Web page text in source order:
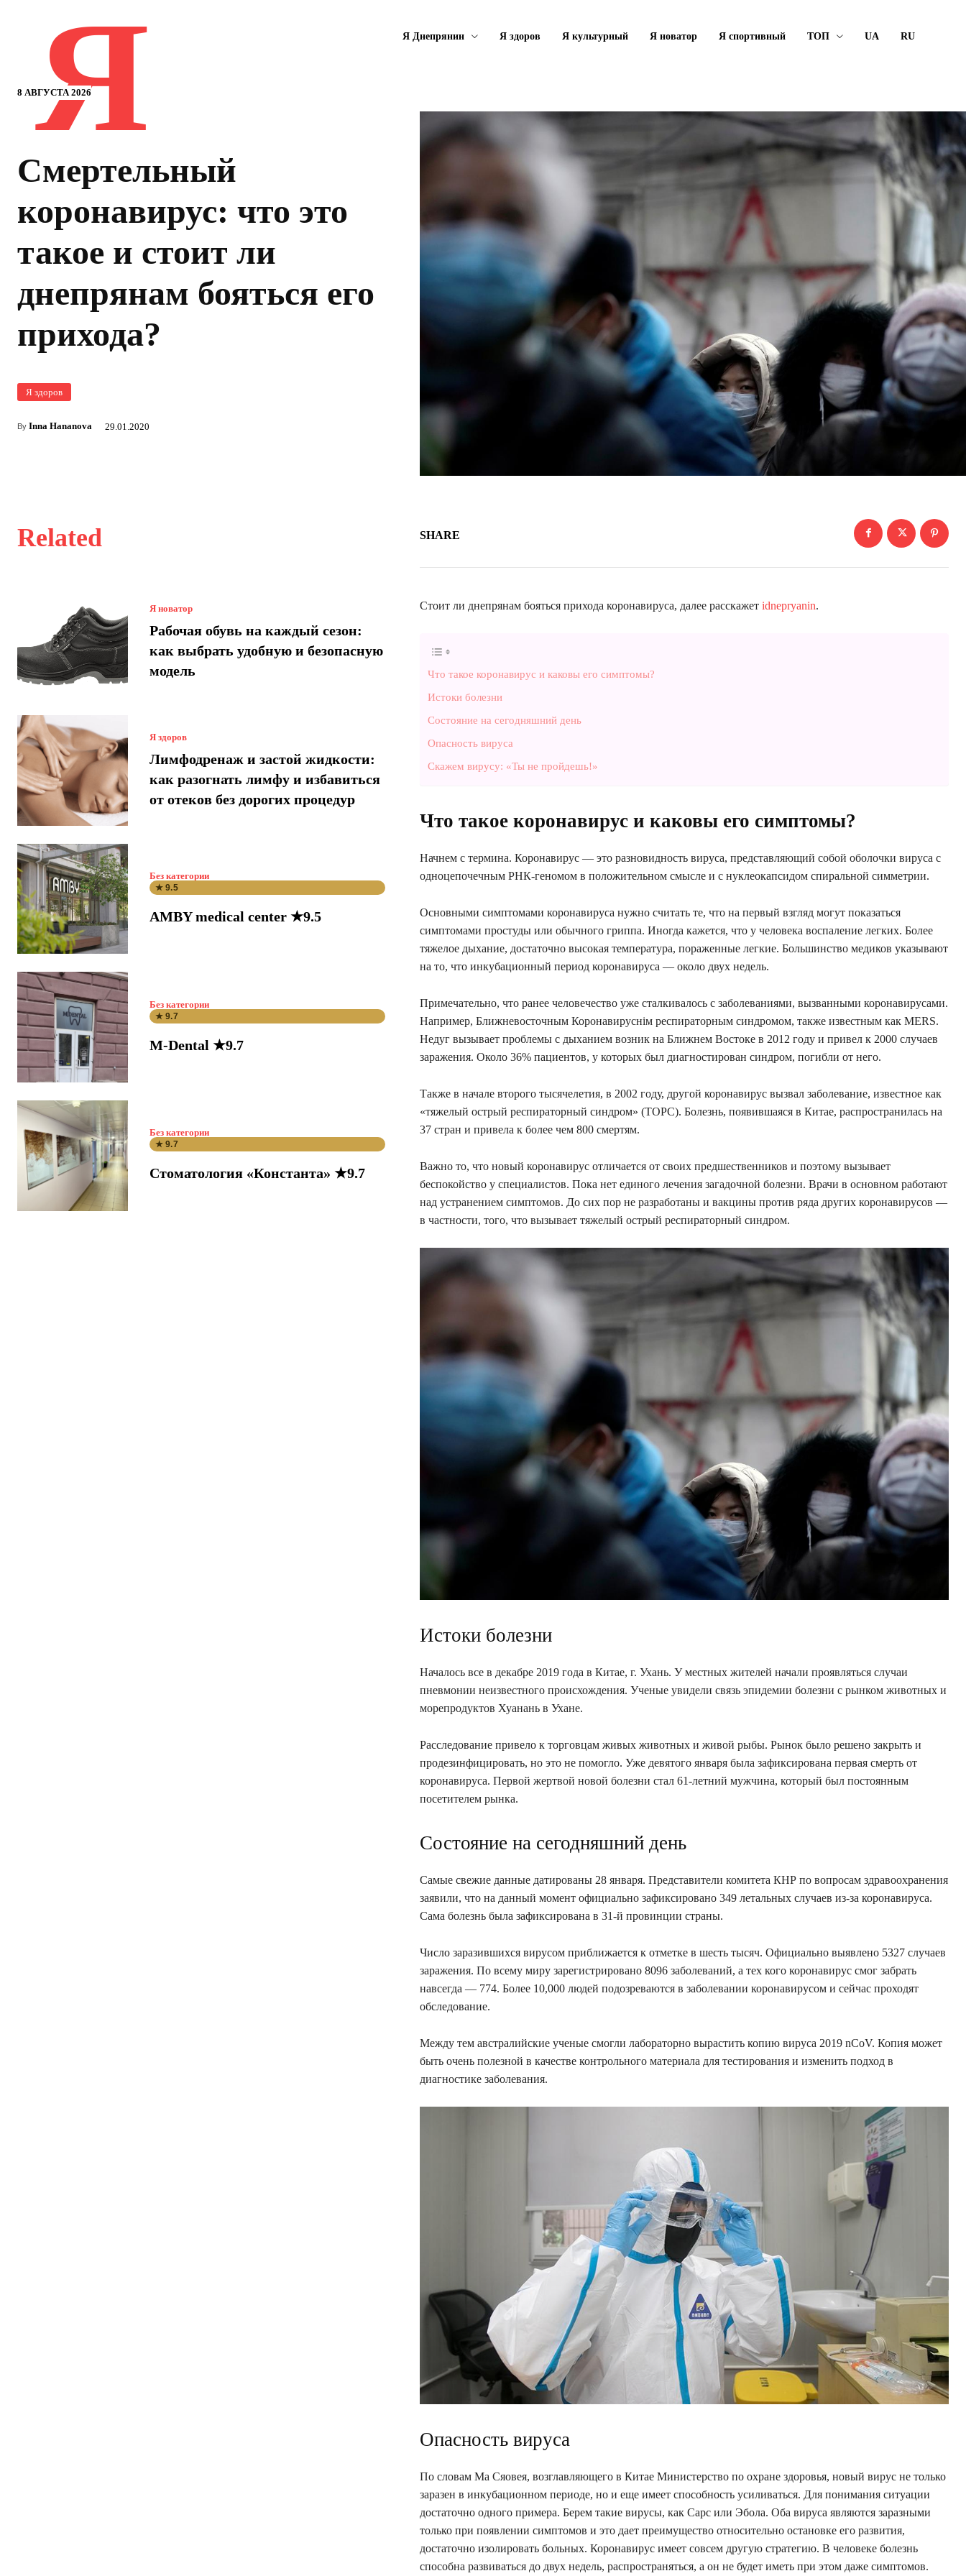
8 АВГУСТА 2026
Я Я Днепрянин Я здоров Я культурный Я новатор Я спортивный ТОП UA RU
Смертельный
коронавирус: что это
такое и стоит ли
днепрянам бояться его
прихода?
Я здоров
By Inna Hananova 29.01.2020
Related
Я новатор
Рабочая обувь на каждый сезон:
как выбрать удобную и безопасную
модель
Я здоров
Лимфодренаж и застой жидкости:
как разогнать лимфу и избавиться
от отеков без дорогих процедур
Без категории
★ 9.5
AMBY medical center ★9.5
Без категории
★ 9.7
M-Dental ★9.7
Без категории
★ 9.7
Стоматология «Константа» ★9.7
SHARE
Стоит ли днепрянам бояться прихода коронавируса, далее расскажет idnepryanin.
Что такое коронавирус и каковы его симптомы?
Истоки болезни
Состояние на сегодняшний день
Опасность вируса
Скажем вирусу: «Ты не пройдешь!»
Что такое коронавирус и каковы его симптомы?
Начнем с термина. Коронавирус — это разновидность вируса, представляющий собой оболочки вируса с
одноцепочечным РНК-геномом в положительном смысле и с нуклеокапсидом спиральной симметрии.
Основными симптомами коронавируса нужно считать те, что на первый взгляд могут показаться
симптомами простуды или обычного гриппа. Иногда кажется, что у человека воспаление легких. Более
тяжелое дыхание, достаточно высокая температура, пораженные легкие. Большинство медиков указывают
на то, что инкубационный период коронавируса — около двух недель.
Примечательно, что ранее человечество уже сталкивалось с заболеваниями, вызванными коронавирусами.
Например, Ближневосточным Коронавируснім респираторным синдромом, также известным как MERS.
Недуг вызывает проблемы с дыханием возник на Ближнем Востоке в 2012 году и привел к 2000 случаев
заражения. Около 36% пациентов, у которых был диагностирован синдром, погибли от него.
Также в начале второго тысячелетия, в 2002 году, другой коронавирус вызвал заболевание, известное как
«тяжелый острый респираторный синдром» (ТОРС). Болезнь, появившаяся в Китае, распространилась на
37 стран и привела к более чем 800 смертям.
Важно то, что новый коронавирус отличается от своих предшественников и поэтому вызывает
беспокойство у специалистов. Пока нет единого лечения загадочной болезни. Врачи в основном работают
над устранением симптомов. До сих пор не разработаны и вакцины против ряда других коронавирусов —
в частности, того, что вызывает тяжелый острый респираторный синдром.
Истоки болезни
Началось все в декабре 2019 года в Китае, г. Ухань. У местных жителей начали проявляться случаи
пневмонии неизвестного происхождения. Ученые увидели связь эпидемии болезни с рынком животных и
морепродуктов Хуанань в Ухане.
Расследование привело к торговцам живых животных и живой рыбы. Рынок было решено закрыть и
продезинфицировать, но это не помогло. Уже девятого января была зафиксирована первая смерть от
коронавируса. Первой жертвой новой болезни стал 61-летний мужчина, который был постоянным
посетителем рынка.
Состояние на сегодняшний день
Самые свежие данные датированы 28 января. Представители комитета КНР по вопросам здравоохранения
заявили, что на данный момент официально зафиксировано 349 летальных случаев из-за коронавируса.
Сама болезнь была зафиксирована в 31-й провинции страны.
Число заразившихся вирусом приближается к отметке в шесть тысяч. Официально выявлено 5327 случаев
заражения. По всему миру зарегистрировано 8096 заболеваний, а тех кого коронавирус смог забрать
навсегда — 774. Более 10,000 людей подозреваются в заболевании коронавирусом и сейчас проходят
обследование.
Между тем австралийские ученые смогли лабораторно вырастить копию вируса 2019 nCoV. Копия может
быть очень полезной в качестве контрольного материала для тестирования и изменить подход в
диагностике заболевания.
Опасность вируса
По словам Ма Сяовея, возглавляющего в Китае Министерство по охране здоровья, новый вирус не только
заразен в инкубационном периоде, но и еще имеет способность усиливаться. Для понимания ситуации
достаточно одного примера. Берем такие вирусы, как Сарс или Эбола. Оба вируса являются заразными
только при появлении симптомов и это дает преимущество относительно остановке его развития,
достаточно изолировать больных. Коронавирус имеет совсем другую стратегию. В человеке болезнь
способна развиваться до двух недель, распространяться, а он не будет иметь при этом даже симптомов.